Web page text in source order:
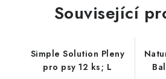
Související
Simple Solution Pleny
pro psy 12 ks; L